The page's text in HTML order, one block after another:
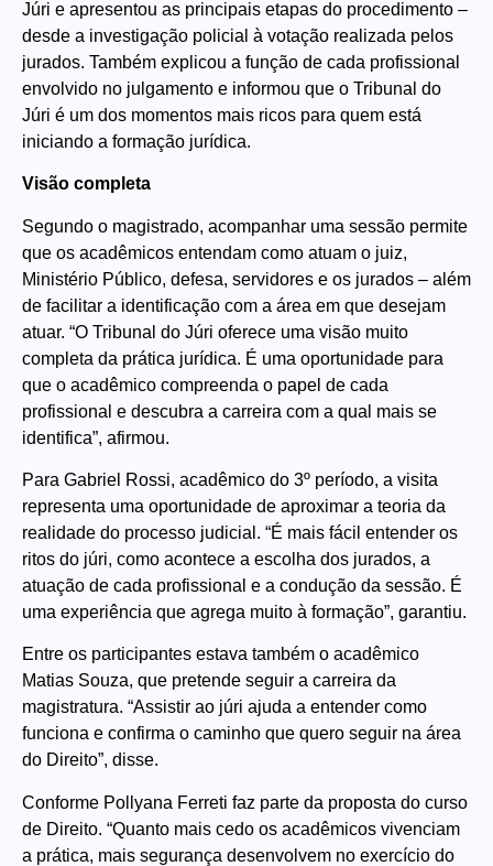
Júri e apresentou as principais etapas do procedimento –
desde a investigação policial à votação realizada pelos
jurados. Também explicou a função de cada profissional
envolvido no julgamento e informou que o Tribunal do
Júri é um dos momentos mais ricos para quem está
iniciando a formação jurídica.
Visão completa
Segundo o magistrado, acompanhar uma sessão permite
que os acadêmicos entendam como atuam o juiz,
Ministério Público, defesa, servidores e os jurados – além
de facilitar a identificação com a área em que desejam
atuar. “O Tribunal do Júri oferece uma visão muito
completa da prática jurídica. É uma oportunidade para
que o acadêmico compreenda o papel de cada
profissional e descubra a carreira com a qual mais se
identifica”, afirmou.
Para Gabriel Rossi, acadêmico do 3º período, a visita
representa uma oportunidade de aproximar a teoria da
realidade do processo judicial. “É mais fácil entender os
ritos do júri, como acontece a escolha dos jurados, a
atuação de cada profissional e a condução da sessão. É
uma experiência que agrega muito à formação”, garantiu.
Entre os participantes estava também o acadêmico
Matias Souza, que pretende seguir a carreira da
magistratura. “Assistir ao júri ajuda a entender como
funciona e confirma o caminho que quero seguir na área
do Direito”, disse.
Conforme Pollyana Ferreti faz parte da proposta do curso
de Direito. “Quanto mais cedo os acadêmicos vivenciam
a prática, mais segurança desenvolvem no exercício do